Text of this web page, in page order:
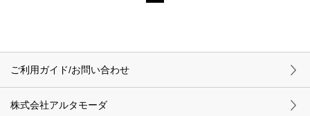
ご利用ガイド/お問い合わせ
株式会社アルタモーダ